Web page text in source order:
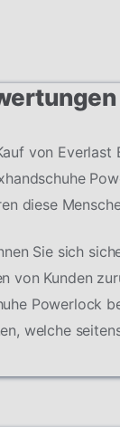
von Everlast
diese
Sie sich
von Kunden
Powerlock
welche